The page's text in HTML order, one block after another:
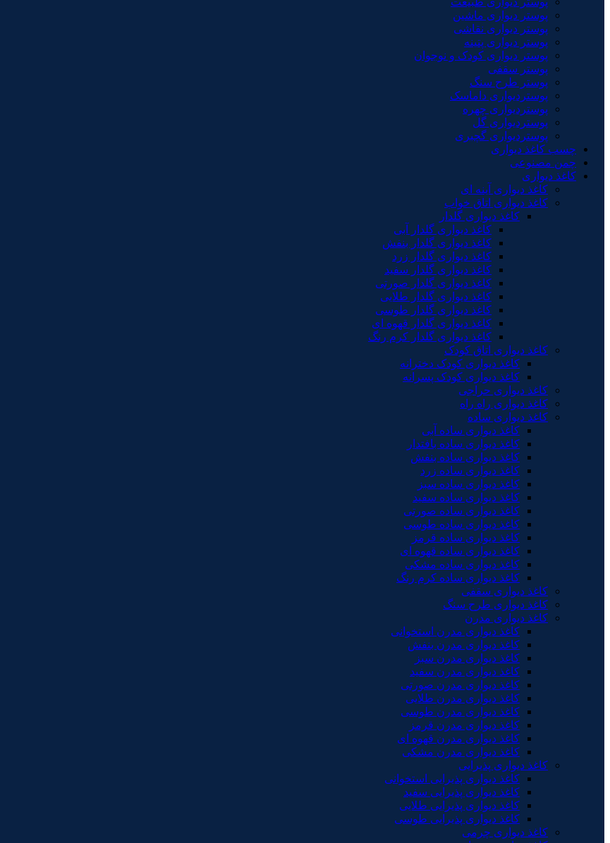
پوستر دیواری ماشین
پوستر دیواری نقاشی
پوستر دیواری پتینه
پوستر دیواری کودک و نوجوان
پوستر سقفی
پوستر طرح سنگ
پوستردیواری داماسک
پوستردیواری چهره
پوستردیواری گل
پوستردیواری گچبری
چسب کاغذ دیواری
چمن مصنوعی
کاغذ دیواری
کاغذ دیواری آینه ای
کاغذ دیواری اتاق خواب
کاغذ دیواری گلدار
کاغذ دیواری گلدار آبی
کاغذ دیواری گلدار بنفش
کاغذ دیواری گلدار زرد
کاغذ دیواری گلدار سفید
کاغذ دیواری گلدار صورتی
کاغذ دیواری گلدار طلایی
کاغذ دیواری گلدار طوسی
کاغذ دیواری گلدار قهوه ای
کاغذ دیواری گلدار کرم رنگ
کاغذ دیواری اتاق کودک
کاغذ دیواری کودک دخترانه
کاغذ دیواری کودک پسرانه
کاغذ دیواری حراجی
کاغذ دیواری راه راه
کاغذ دیواری ساده
کاغذ دیواری ساده آبی
کاغذ دیواری ساده بافتدار
کاغذ دیواری ساده بنفش
کاغذ دیواری ساده زرد
کاغذ دیواری ساده سبز
کاغذ دیواری ساده سفید
کاغذ دیواری ساده صورتی
کاغذ دیواری ساده طوسی
کاغذ دیواری ساده قرمز
کاغذ دیواری ساده قهوه ای
کاغذ دیواری ساده مشکی
کاغذ دیواری ساده کرم رنگ
کاغذ دیواری سقفی
کاغذ دیواری طرح سنگ
کاغذ دیواری مدرن
کاغذ دیواری مدرن استخوانی
کاغذ دیواری مدرن بنفش
کاغذ دیواری مدرن سبز
کاغذ دیواری مدرن سفید
کاغذ دیواری مدرن صورتی
کاغذ دیواری مدرن طلایی
کاغذ دیواری مدرن طوسی
کاغذ دیواری مدرن قرمز
کاغذ دیواری مدرن قهوه ای
کاغذ دیواری مدرن مشکی
کاغذ دیواری پذیرایی
کاغذ دیواری پذیرایی استخوانی
کاغذ دیواری پذیرایی سفید
کاغذ دیواری پذیرایی طلایی
کاغذ دیواری پذیرایی طوسی
کاغذ دیواری چرمی